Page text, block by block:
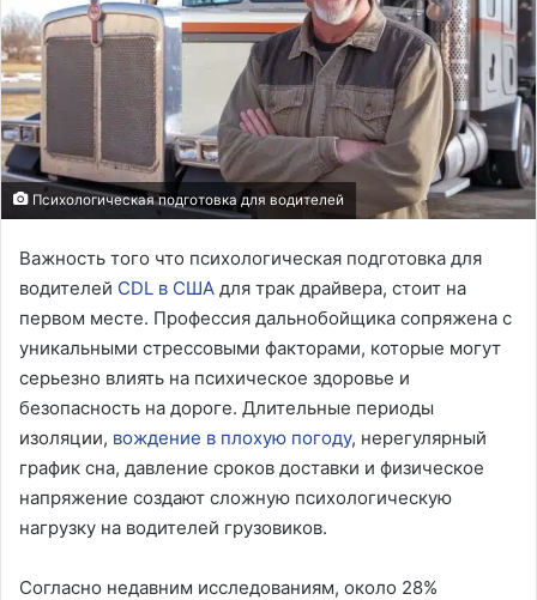
Психологическая подготовка для водителей
Важность того что психологическая подготовка для
водителей CDL в США для трак драйвера, стоит на
первом месте. Профессия дальнобойщика сопряжена с
уникальными стрессовыми факторами, которые могут
серьезно влиять на психическое здоровье и
безопасность на дороге. Длительные периоды
изоляции, вождение в плохую погоду, нерегулярный
график сна, давление сроков доставки и физическое
напряжение создают сложную психологическую
нагрузку на водителей грузовиков.
Согласно недавним исследованиям, около 28%